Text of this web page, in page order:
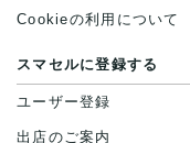
Cookieの利用について
スマセルに登録する
ユーザー登録
出店のご案内